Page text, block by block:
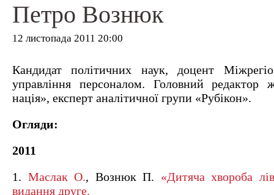
Петро Вознюк
12 листопада 2011 20:00
Кандидат політичних наук, доцент
управління персоналом. Головний редактор
нація», експерт аналітичної групи «Рубікон».
Огляди:
2011
1. Маслак О., Вознюк П. «Дитяча хвороба
видання друге.